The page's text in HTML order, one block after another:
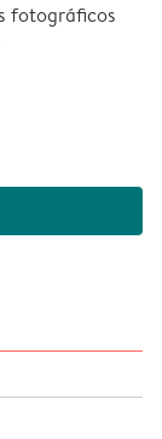
fotográficos